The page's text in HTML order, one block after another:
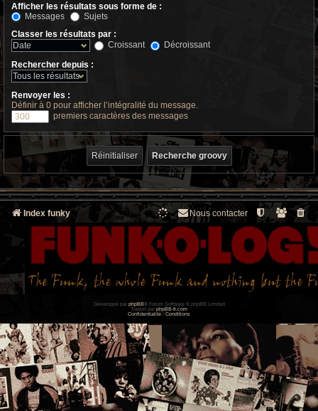
Afficher les résultats sous forme de :
Messages
Sujets
Classer les résultats par :
Croissant
Décroissant
Rechercher depuis :
Renvoyer les :
Définir à 0 pour afficher l’intégralité du message.
premiers caractères des messages
Index funky Nous contacter
Développé par phpBB® Forum Software © phpBB Limited
Traduit par phpBB-fr.com
Confidentialité | Conditions